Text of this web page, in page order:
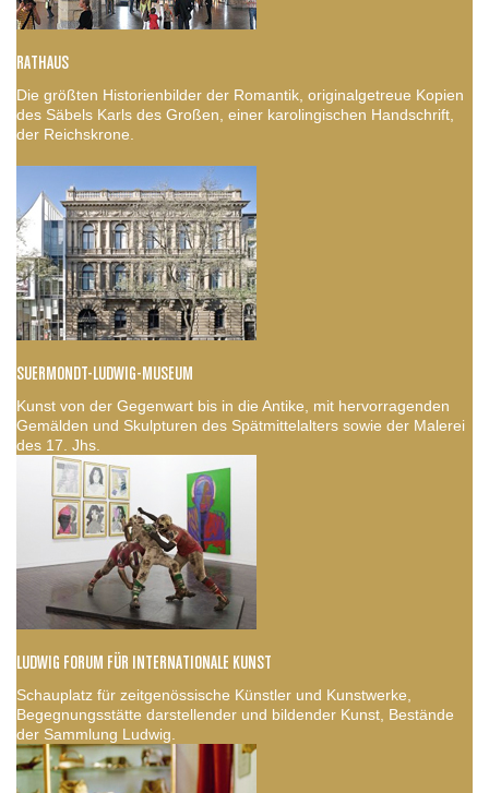
RATHAUS
Die größten Historienbilder der Romantik, originalgetreue Kopien
des Säbels Karls des Großen, einer karolingischen Handschrift,
der Reichskrone.
SUERMONDT-LUDWIG-MUSEUM
Kunst von der Gegenwart bis in die Antike, mit hervorragenden
Gemälden und Skulpturen des Spätmittelalters sowie der Malerei
des 17. Jhs.
LUDWIG FORUM FÜR INTERNATIONALE KUNST
Schauplatz für zeitgenössische Künstler und Kunstwerke,
Begegnungsstätte darstellender und bildender Kunst, Bestände
der Sammlung Ludwig.